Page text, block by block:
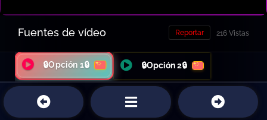
Fuentes de vídeo 216 Vistas
Reportar
🔒Opción 1🔒 🔒Opción 2🔒